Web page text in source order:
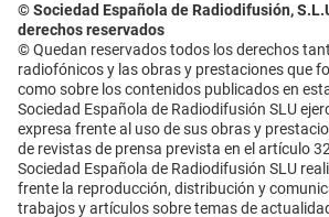
© Sociedad Española de Radiodifusión,
derechos reservados
© Quedan reservados todos los derechos
radiofónicos y las obras y prestaciones que
como sobre los contenidos publicados en
Sociedad Española de Radiodifusión SLU
expresa frente al uso de sus obras y
de revistas de prensa prevista en el artículo
Sociedad Española de Radiodifusión SLU
frente la reproducción, distribución y
trabajos y artículos sobre temas de